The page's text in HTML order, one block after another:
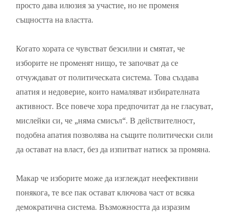
просто дава илюзия за участие, но не променя
същността на властта.
Когато хората се чувстват безсилни и смятат, че
изборите не променят нищо, те започват да се
отчуждават от политическата система. Това създава
апатия и недоверие, които намаляват избирателната
активност. Все повече хора предпочитат да не гласуват,
мислейки си, че „няма смисъл“. В действителност,
подобна апатия позволява на същите политически сили
да остават на власт, без да изпитват натиск за промяна.
Макар че изборите може да изглеждат неефективни
понякога, те все пак остават ключова част от всяка
демократична система. Възможността да изразим